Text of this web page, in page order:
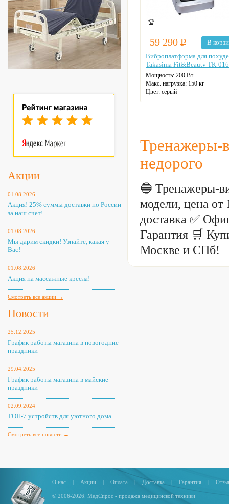
Акции
01.08.2026
Акция! 25% суммы доставки по России
за наш счет!
01.08.2026
Мы дарим скидки! Узнайте, какая у
Вас!
01.08.2026
Акция на массажные кресла!
Смотреть все акции →
Новости
25.12.2025
График работы магазина в новогодние
праздники
29.04.2025
График работы магазина в майские
праздники
02.09.2024
ТОП-7 устройств для уютного дома
Смотреть все новости →
🏆
59 290 Р
В
Виброплатформа для
Takasima Fit&Beauty TK-016
Мощность: 200 Вт
Макс. нагрузка: 150 кг
Цвет: серый
Тренажеры-
недорого
🔵 Тренажеры-
модели, цена
доставка ✅
Гарантия 🛒
Москве и СПб!
О нас | Акции | Оплата | Доставка | Гарантия |
© 2006-2026. МедСпрос - продажа медицинской техники